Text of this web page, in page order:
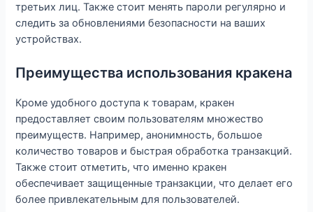
третьих лиц. Также стоит менять пароли регулярно и
следить за обновлениями безопасности на ваших
устройствах.
Преимущества использования кракена
Кроме удобного доступа к товарам, кракен
предоставляет своим пользователям множество
преимуществ. Например, анонимность, большое
количество товаров и быстрая обработка транзакций.
Также стоит отметить, что именно кракен
обеспечивает защищенные транзакции, что делает его
более привлекательным для пользователей.